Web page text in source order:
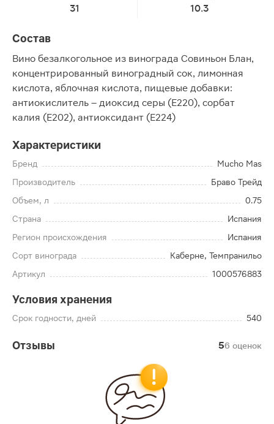
31 10.3
Состав
Вино безалкогольное из винограда Совиньон Блан,
концентрированный виноградный сок, лимонная
кислота, яблочная кислота, пищевые добавки:
антиокислитель – диоксид серы (Е220), сорбат
калия (Е202), антиоксидант (Е224)
Характеристики
Бренд
Mucho Mas
Производитель
Браво Трейд
Объем, л
0.75
Страна
Испания
Регион происхождения
Испания
Сорт винограда
Каберне, Темпранильо
Артикул
1000576883
Условия хранения
Срок годности, дней 540
Отзывы 56 оценок